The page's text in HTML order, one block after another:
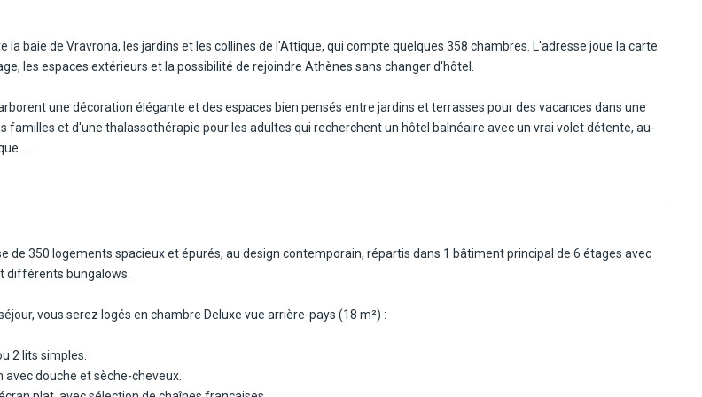
l'hôtel et ses incontournables : l'Acropole, le
renoncer au confort d'un hôtel en bord de mer. La plage
baie de Vravrona, les jardins et les collines de l'Attique, qui compte quelques 358 chambres. L'adresse joue la carte
les espaces extérieurs et la possibilité de rejoindre Athènes sans changer d'hôtel.
une décoration élégante et des espaces bien pensés entre jardins et terrasses pour des vacances dans une
et d'une thalassothérapie pour les adultes qui recherchent un hôtel balnéaire avec un vrai volet détente, au-
ces dates, pas de chef de centre Framissima et les animations seront gérées directement par l'hôtel (voir les
de 350 logements spacieux et épurés, au design contemporain, répartis dans 1 bâtiment principal de 6 étages avec
différents bungalows.
vous serez logés en chambre Deluxe vue arrière-pays (18 m²) :
2 lits simples.
avec douche et sèche-cheveux.